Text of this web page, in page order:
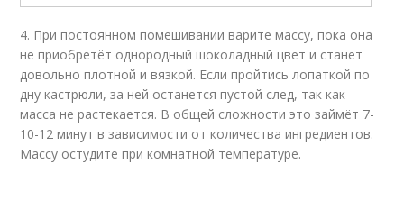
4. При постоянном помешивании варите массу, пока она
не приобретёт однородный шоколадный цвет и станет
довольно плотной и вязкой. Если пройтись лопаткой по
дну кастрюли, за ней останется пустой след, так как
масса не растекается. В общей сложности это займёт 7-
10-12 минут в зависимости от количества ингредиентов.
Массу остудите при комнатной температуре.